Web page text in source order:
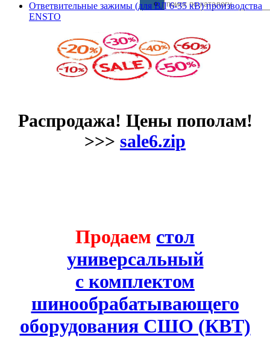
Ответвительные зажимы (для ВЛ 6-35 кВ) производства
ENSTO
Распродажа! Цены пополам!
>>> sale6.zip
Продаем стол
универсальный
с комплектом
шинообрабатывающего
оборудования СШО (КВТ)